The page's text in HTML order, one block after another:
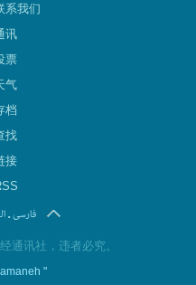
系我们
讯
票
气
档
找
接
.فارسی
通讯社，违者必究。
"